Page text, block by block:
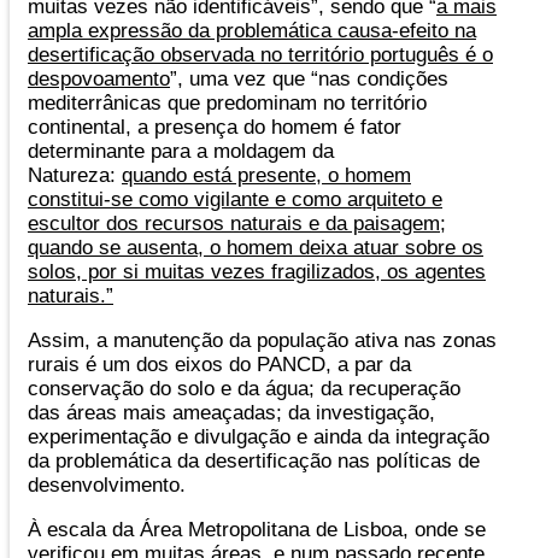
muitas vezes não identificáveis”, sendo que “a mais
ampla expressão da problemática causa-efeito na
desertificação observada no território português é o
despovoamento”, uma vez que “nas condições
mediterrânicas que predominam no território
continental, a presença do homem é fator
determinante para a moldagem da
Natureza: quando está presente, o homem
constitui-se como vigilante e como arquiteto e
escultor dos recursos naturais e da paisagem;
quando se ausenta, o homem deixa atuar sobre os
solos, por si muitas vezes fragilizados, os agentes
naturais.”
Assim, a manutenção da população ativa nas zonas
rurais é um dos eixos do PANCD, a par da
conservação do solo e da água; da recuperação
das áreas mais ameaçadas; da investigação,
experimentação e divulgação e ainda da integração
da problemática da desertificação nas políticas de
desenvolvimento.
À escala da Área Metropolitana de Lisboa, onde se